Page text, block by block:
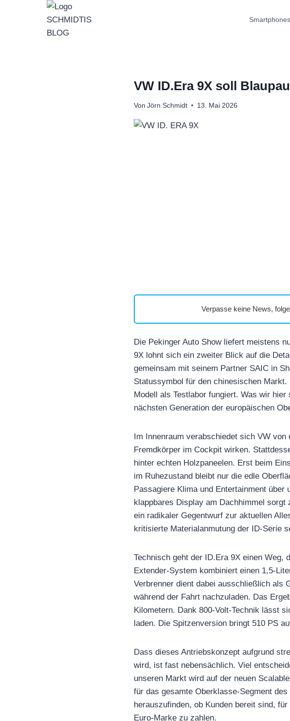
Smartphones
VW ID.Era 9X soll
Von Jörn Schmidt 13. Mai 2026
Verpasse keine News,
Die Pekinger Auto Show liefert meistens
9X lohnt sich ein zweiter Blick auf die
gemeinsam mit seinem Partner SAIC in
Statussymbol für den chinesischen Markt.
Modell als Testlabor fungiert. Was wir
nächsten Generation der europäischen
Im Innenraum verabschiedet sich VW
Fremdkörper im Cockpit wirken.
hinter echten Holzpaneelen. Erst beim
im Ruhezustand bleibt nur die edle
Passagiere Klima und Entertainment
klappbares Display am Dachhimmel
ein radikaler Gegentwurf zur aktuellen
kritisierte Materialanmutung der ID-Serie
Technisch geht der ID.Era 9X einen Weg,
Extender-System kombiniert einen 1,5-
Verbrenner dient dabei ausschließlich als
während der Fahrt nachzuladen. Das
Kilometern. Dank 800-Volt-Technik lässt
laden. Die Spitzenversion bringt 510 PS
Dass dieses Antriebskonzept aufgrund
wird, ist fast nebensächlich. Viel
unseren Markt wird auf der neuen
für das gesamte Oberklasse-Segment
herauszufinden, ob Kunden bereit sind,
Euro-Marke zu zahlen.